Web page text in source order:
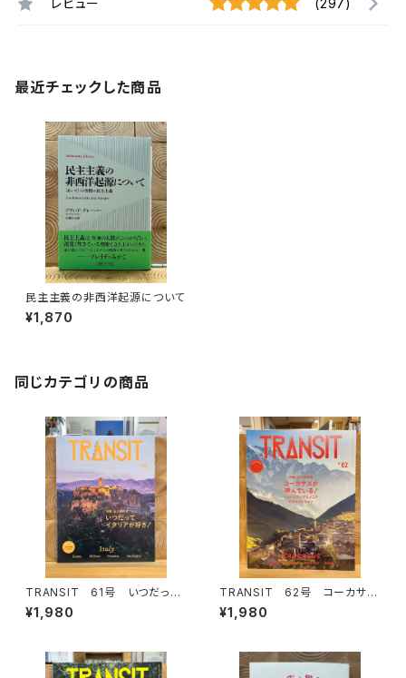
レビュー (297)
最近チェックした商品
民主主義の非西洋起源について
¥1,870
同じカテゴリの商品
TRANSIT 61号 いつだって
イタリアが好き！
¥1,980
TRANSIT 62号 コーカサス
が呼んでいる！
¥1,980